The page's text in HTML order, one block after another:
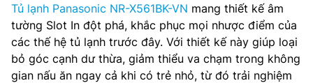
Ngăn đông mềm: Không
Chất liệu cửa tủ: Mặt thép
Tủ lạnh Panasonic NR-X561BK-VN mang thiết kế âm
tường Slot In đột phá, khắc phục mọi nhược điểm của
các thế hệ tủ lạnh trước đây. Với thiết kế này giúp loại
bỏ góc cạnh dư thừa, giảm thiểu va chạm trong không
gian nấu ăn ngay cả khi có trẻ nhỏ, từ đó trải nghiệm